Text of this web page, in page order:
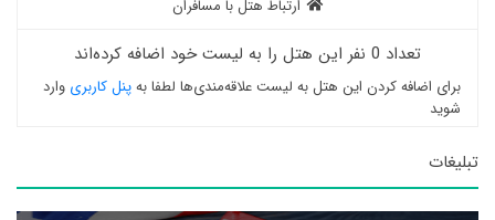
ارتباط هتل با مسافران
تعداد 0 نفر این هتل را به لیست خود اضافه کرده‌اند
برای اضافه کردن این هتل به لیست علاقه‌مندی‌ها لطفا بهپنل کاربری وارد
شوید
تبلیغات